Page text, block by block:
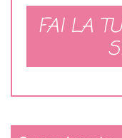
FAI LA